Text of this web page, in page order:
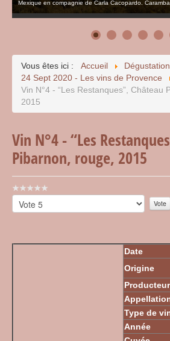
Mexique en compagnie de Carla Cacopardo.
Vous êtes ici : Accueil
24 Sept 2020 - Les vins de Provence
Vin N°4 - “Les Restanques”, Château
2015
Vin N°4 - “Les
Pibarnon, rouge, 2015
Vote
utilisateur:
Veuillez
voter
Date
Origine
Producteur
Type de
Année